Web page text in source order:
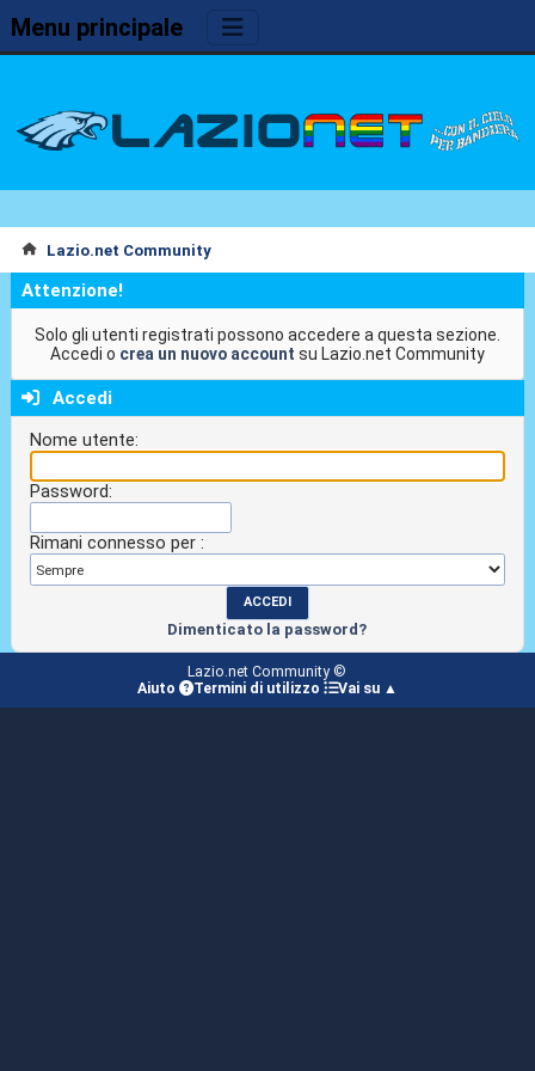
Menu principale
Lazio.net Community
Attenzione!
Solo gli utenti registrati possono accedere a questa sezione.
Accedi o crea un nuovo account su Lazio.net Community
Accedi
Nome utente:
Password:
Rimani connesso per :
Dimenticato la password?
Lazio.net Community ©
Aiuto
Termini di utilizzo Vai su ▲